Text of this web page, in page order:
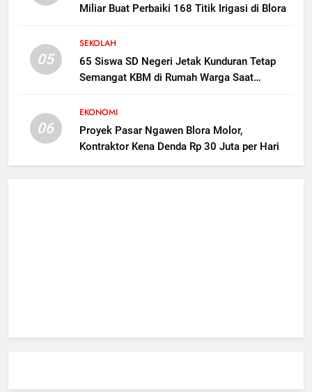
Miliar Buat Perbaiki 168 Titik Irigasi di Blora
05
SEKOLAH
65 Siswa SD Negeri Jetak Kunduran Tetap
Semangat KBM di Rumah Warga Saat
06
EKONOMI
Proyek Pasar Ngawen Blora Molor,
Kontraktor Kena Denda Rp 30 Juta per Hari